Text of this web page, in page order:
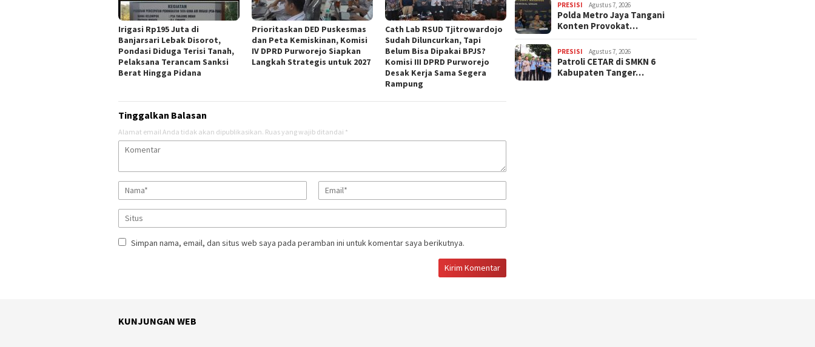
Irigasi Rp195 Juta di
Banjarsari Lebak Disorot,
Pondasi Diduga Terisi Tanah,
Pelaksana Terancam Sanksi
Berat Hingga Pidana
‎Prioritaskan DED Puskesmas
dan Peta Kemiskinan, Komisi
IV DPRD Purworejo Siapkan
Langkah Strategis untuk 2027 ‎
‎Cath Lab RSUD Tjitrowardojo
Sudah Diluncurkan, Tapi
Belum Bisa Dipakai BPJS?
Komisi III DPRD Purworejo
Desak Kerja Sama Segera
Rampung
Tinggalkan Balasan
Alamat email Anda tidak akan dipublikasikan. Ruas yang wajib ditandai *
Simpan nama, email, dan situs web saya pada peramban ini untuk komentar saya berikutnya.
PRESISI Agustus 7, 2026
Polda Metro Jaya Tangani
Konten Provokat…
PRESISI Agustus 7, 2026
Patroli CETAR di SMKN 6
Kabupaten Tanger…
KUNJUNGAN WEB